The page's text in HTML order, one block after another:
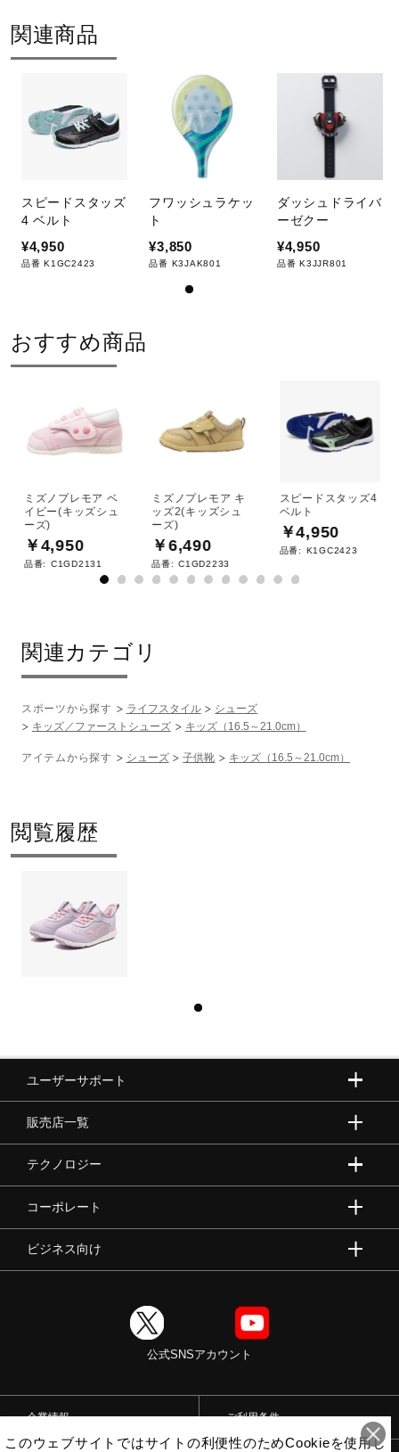
関連商品
スピードスタッズ
4 ベルト
¥4,950
品番 K1GC2423
フワッシュラケッ
ト
¥3,850
品番 K3JAK801
ダッシュドライバ
ーゼクー
¥4,950
品番 K3JJR801
おすすめ商品
ミズノプレモア ベ
イビー(キッズシュ
ーズ)
￥4,950
品番: C1GD2131
ミズノプレモア キ
ッズ2(キッズシュ
ーズ)
￥6,490
品番: C1GD2233
スピードスタッズ4
ベルト
￥4,950
品番: K1GC2423
関連カテゴリ
スポーツから探す ライフスタイル
シューズ
キッズ／ファーストシューズ
キッズ（16.5～21.0cm）
アイテムから探す シューズ 子供靴 キッズ（16.5～21.0cm）
閲覧履歴
ユーザーサポート
販売店一覧
テクノロジー
コーポレート
ビジネス向け
公式SNSアカウント
企業情報 ご利用条件
このウェブサイトではサイトの利便性のためCookieを使用し